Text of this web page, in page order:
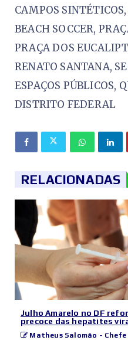
CAMPOS
BEACH SOCCER,
PRAÇA DOS
RENATO SANTANA,
ESPAÇOS PÚBLICOS,
DISTRITO FEDERAL
RELACIONADAS
Julho Amarelo no DF
precoce das hepatites
Matheus Salomão - Chefe